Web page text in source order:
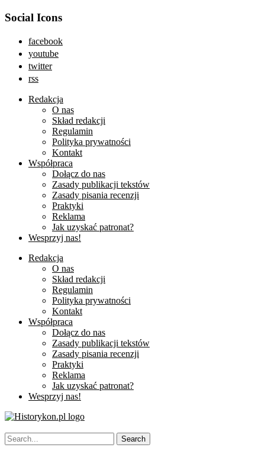
Social Icons
facebook
youtube
twitter
rss
Redakcja
O nas
Skład redakcji
Regulamin
Polityka prywatności
Kontakt
Współpraca
Dołącz do nas
Zasady publikacji tekstów
Zasady pisania recenzji
Praktyki
Reklama
Jak uzyskać patronat?
Wesprzyj nas!
Redakcja
O nas
Skład redakcji
Regulamin
Polityka prywatności
Kontakt
Współpraca
Dołącz do nas
Zasady publikacji tekstów
Zasady pisania recenzji
Praktyki
Reklama
Jak uzyskać patronat?
Wesprzyj nas!